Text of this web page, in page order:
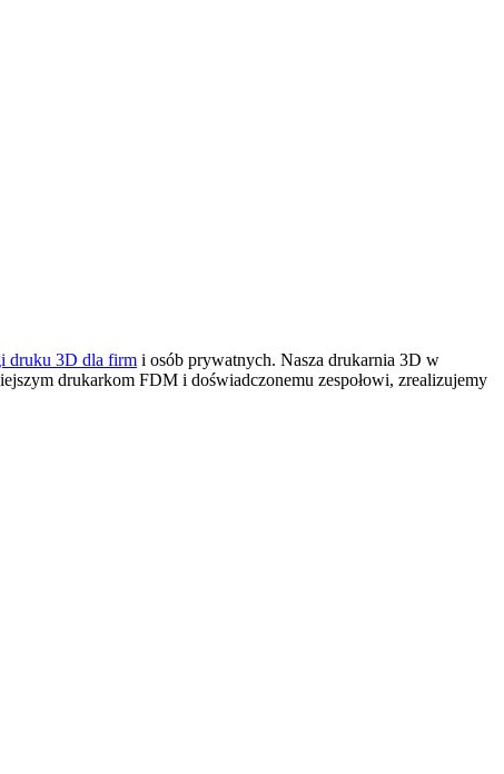
druku 3D dla firm i osób prywatnych. Nasza drukarnia 3D w
drukarkom FDM i doświadczonemu zespołowi, zrealizujemy